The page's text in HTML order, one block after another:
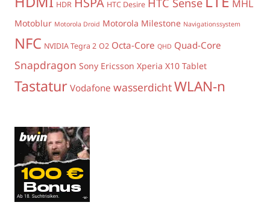
HDR HTC Desire MHL
Motoblur Motorola Droid Motorola Milestone Navigationssystem
NFC NVIDIA Tegra 2 O2 Octa-Core QHD Quad-Core
Snapdragon Sony Ericsson Xperia X10 Tablet
Tastatur Vodafone wasserdichtWLAN-n